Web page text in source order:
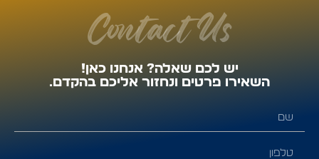
Contact Us
יש לכם שאלה? אנחנו כאן!
השאירו פרטים ונחזור אליכם בהקדם.